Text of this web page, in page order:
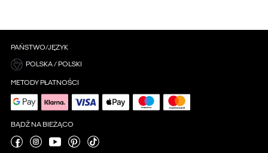
PAŃSTWO/JĘZYK
POLSKA / POLSKI
METODY PŁATNOŚCI
BĄDŹ NA BIEŻĄCO